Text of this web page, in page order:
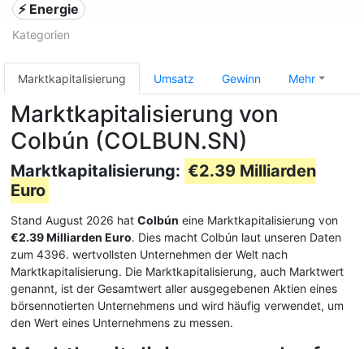
⚡ Energie
Kategorien
Marktkapitalisierung Umsatz Gewinn Mehr
Marktkapitalisierung von
Colbún (COLBUN.SN)
Marktkapitalisierung: €2.39 Milliarden
Euro
Stand August 2026 hat Colbún eine Marktkapitalisierung von
€2.39 Milliarden Euro. Dies macht Colbún laut unseren Daten
zum 4396. wertvollsten Unternehmen der Welt nach
Marktkapitalisierung. Die Marktkapitalisierung, auch Marktwert
genannt, ist der Gesamtwert aller ausgegebenen Aktien eines
börsennotierten Unternehmens und wird häufig verwendet, um
den Wert eines Unternehmens zu messen.